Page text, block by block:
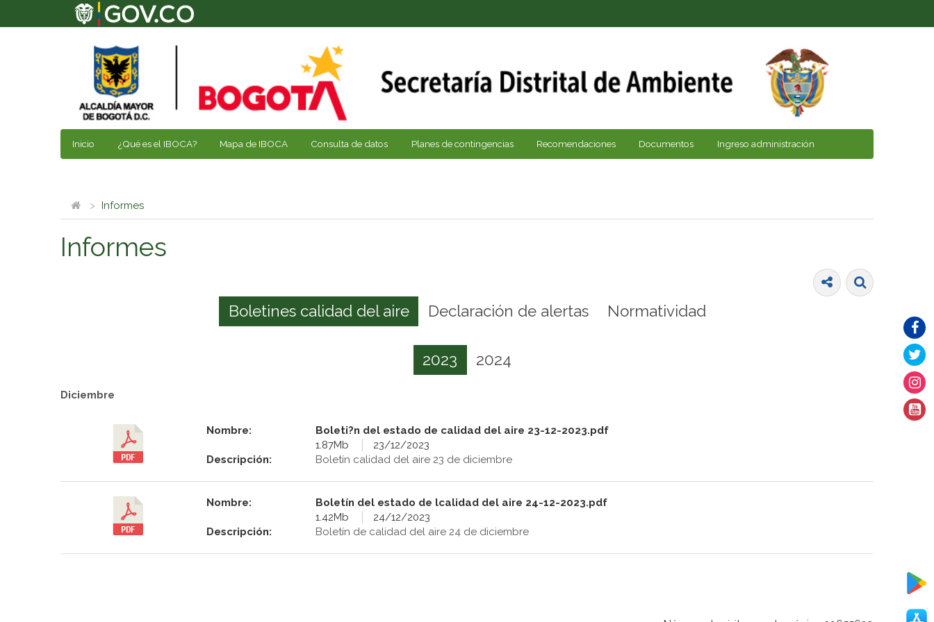
Inicio ¿Qué es el IBOCA? Mapa de IBOCA Consulta de datos Planes de contingencias Recomendaciones Documentos Ingreso administración
Informes
Informes
Boletines calidad del aire Declaración de alertas Normatividad
2023 2024
Diciembre
Nombre:
Boleti?n del estado de calidad del aire 23-12-2023.pdf
1.87Mb
23/12/2023
Descripción:
Boletín calidad del aire 23 de diciembre
Nombre:
Boletín del estado de lcalidad del aire 24-12-2023.pdf
1.42Mb
24/12/2023
Descripción:
Boletín de calidad del aire 24 de diciembre